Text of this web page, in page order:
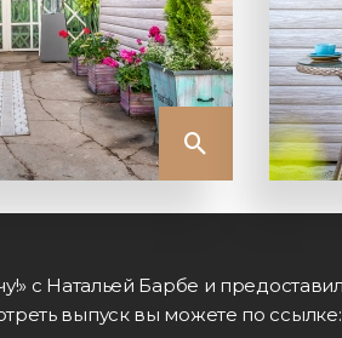
с Натальей Барбе и
выпуск вы можете по ссылке: